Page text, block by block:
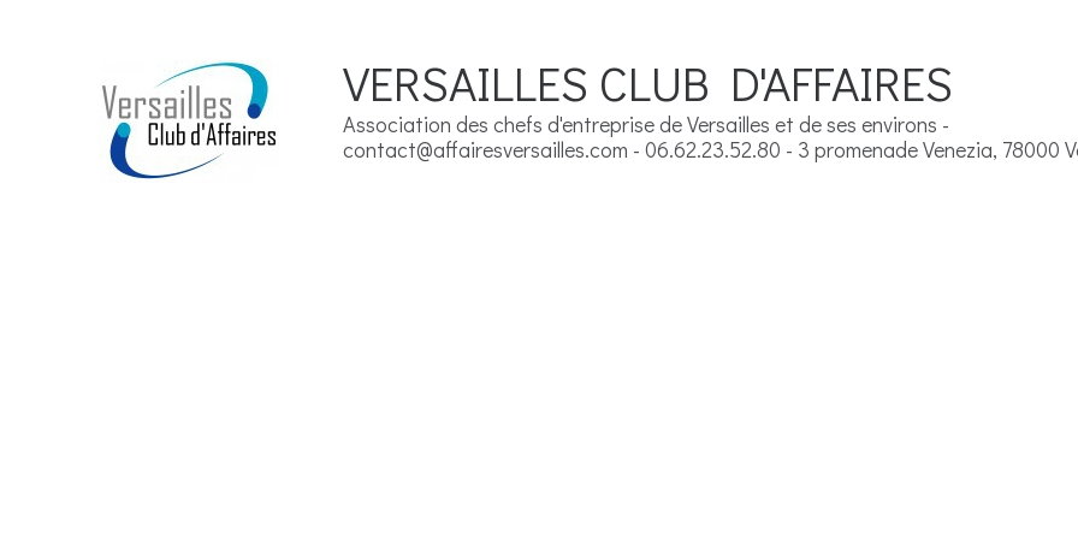
VERSAILLES CLUB D'AFFAIRES
Association des chefs d'entreprise de Versailles et de ses environs -
contact@affairesversailles.com - 06.62.23.52.80 - 3 promenade Venezia, 78000